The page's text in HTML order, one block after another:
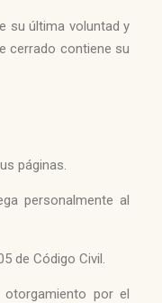
su última voluntad y
cerrado contiene su
páginas.
personalmente al
de Código Civil.
por el